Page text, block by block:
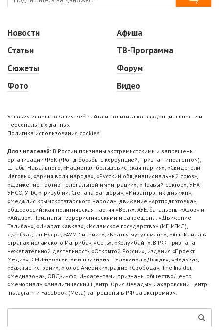
Новости
Статьи
Сюжеты
Фото
Афиша
ТВ-Программа
Форум
Видео
Условия использования веб-сайта и политика конфиденциальности и
персональных данных
Политика использования cookies
Для читателей: В России признаны экстремистскими и запрещены
организации ФБК (Фонд борьбы с коррупцией, признан иноагентом),
Штабы Навального, «Национал-большевистская партия», «Свидетели
Иеговы», «Армия воли народа», «Русский общенациональный союз»,
«Движение против нелегальной иммиграции», «Правый сектор», УНА-
УНСО, УПА, «Тризуб им. Степана Бандеры», «Мизантропик дивижн»,
«Меджлис крымскотатарского народа», движение «Артподготовка»,
общероссийская политическая партия «Воля», АУЕ, батальоны «Азов» и
«Айдар». Признаны террористическими и запрещены: «Движение
Талибан», «Имарат Кавказ», «Исламское государство» (ИГ, ИГИЛ),
Джебхад-ан-Нусра, «АУМ Синрике», «Братья-мусульмане», «Аль-Каида в
странах исламского Магриба», «Сеть», «Колумбайн». В РФ признана
нежелательной деятельность «Открытой России», издания «Проект
Медиа». СМИ-иноагентами признаны: телеканал «Дождь», «Медуза»,
«Важные истории», «Голос Америки», радио «Свобода», The Insider,
«Медиазона», ОВД-инфо. Иноагентами признаны общество/центр
«Мемориал», «Аналитический Центр Юрия Левады», Сахаровский центр.
Instagram и Facebook (Metа) запрещены в РФ за экстремизм.